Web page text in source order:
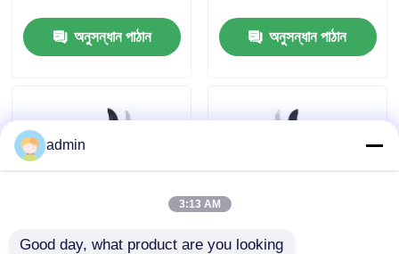
আমাদের সাথে যোগাযোগ
পেট্রল চেইনসো
বৈদ্যুতিক চেইনসো
অনুসন্ধান পাঠান অনুসন্ধান পাঠান
admin
3:13 AM
Good day, what product are you looking